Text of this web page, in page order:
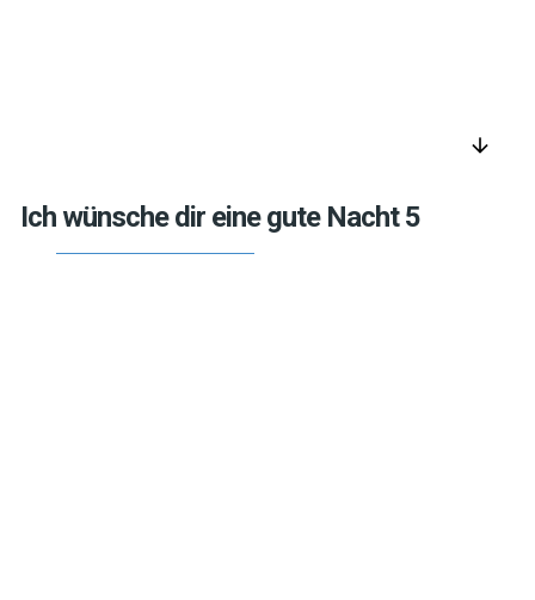
arrow_downward
Ich wünsche dir eine gute Nacht 5